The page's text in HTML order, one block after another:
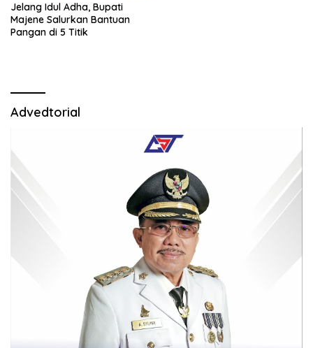
Jelang Idul Adha, Bupati
Majene Salurkan Bantuan
Pangan di 5 Titik
Advedtorial